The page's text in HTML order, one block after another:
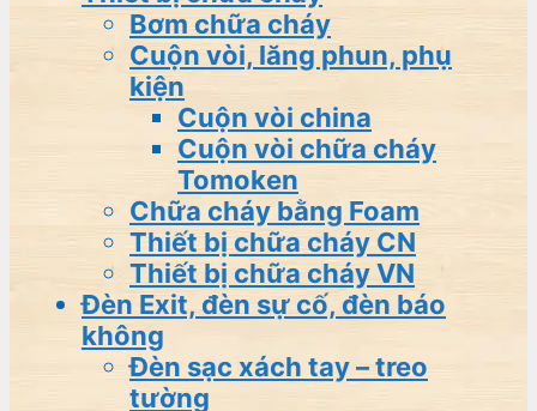
Bơm chữa cháy
Cuộn vòi, lăng phun, phụ
kiện
Cuộn vòi china
Cuộn vòi chữa cháy
Tomoken
Chữa cháy bằng Foam
Thiết bị chữa cháy CN
Thiết bị chữa cháy VN
Đèn Exit, đèn sự cố, đèn báo
không
Đèn sạc xách tay – treo
tường